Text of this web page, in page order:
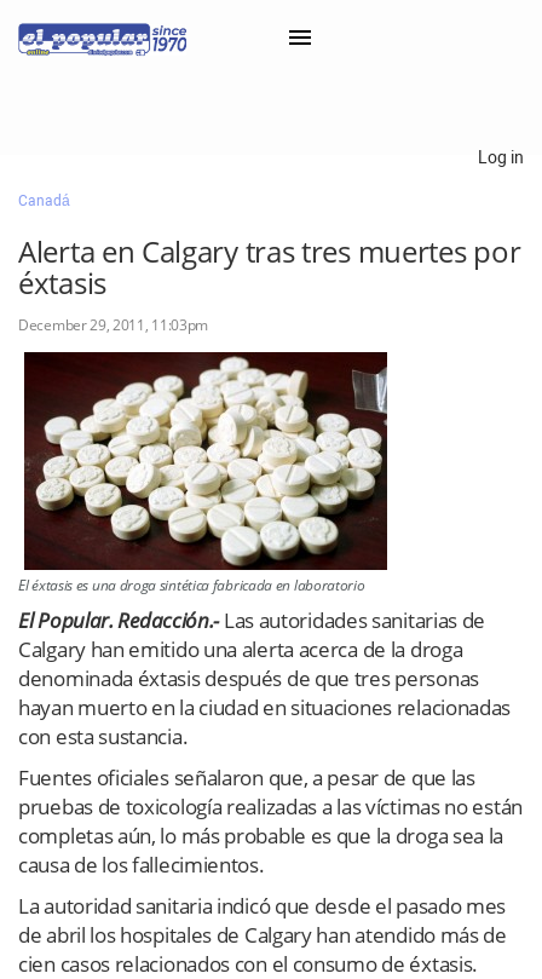
Classifieds
Categorías
Log in
Canadá
Alerta en Calgary tras tres muertes por
éxtasis
December 29, 2011, 11:03pm
El éxtasis es una droga sintética fabricada en laboratorio
El Popular. Redacción.-Las autoridades sanitarias de
Calgary han emitido una alerta acerca de la droga
denominada éxtasis después de que tres personas
hayan muerto en la ciudad en situaciones relacionadas
con esta sustancia.
Fuentes oficiales señalaron que, a pesar de que las
pruebas de toxicología realizadas a las víctimas no están
completas aún, lo más probable es que la droga sea la
causa de los fallecimientos.
La autoridad sanitaria indicó que desde el pasado mes
de abril los hospitales de Calgary han atendido más de
cien casos relacionados con el consumo de éxtasis.